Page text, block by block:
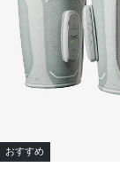
おすすめ